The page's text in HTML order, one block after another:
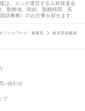
は、エンが運営する人材派遣会
勤務地、時給、勤務時間、長
語事務）のお仕事を探せます。
フィスワーク・事務系
岐阜県各務原
い合わせ
プ